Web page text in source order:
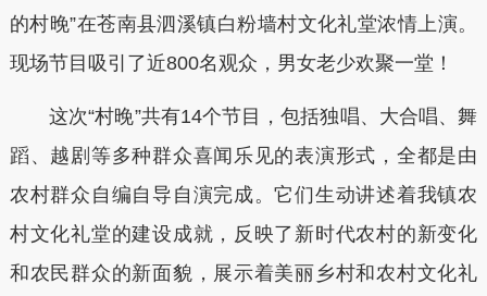
的村晚”在苍南县泗溪镇白粉墙村文化礼堂浓情上演。
现场节目吸引了近800名观众，男女老少欢聚一堂！
这次“村晚”共有14个节目，包括独唱、大合唱、舞
蹈、越剧等多种群众喜闻乐见的表演形式，全都是由
农村群众自编自导自演完成。它们生动讲述着我镇农
村文化礼堂的建设成就，反映了新时代农村的新变化
和农民群众的新面貌，展示着美丽乡村和农村文化礼